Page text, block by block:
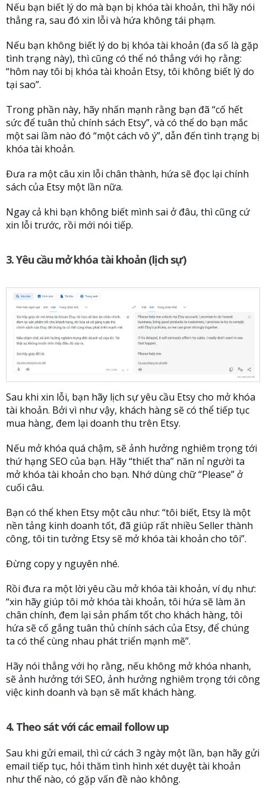
Nếu bạn biết lý do mà bạn bị khóa tài khoản, thì hãy nói
thẳng ra, sau đó xin lỗi và hứa không tái phạm.
Nếu bạn không biết lý do bị khóa tài khoản (đa số là gặp
tình trạng này), thì cũng có thể nó thẳng với họ rằng:
“hôm nay tôi bị khóa tài khoản Etsy, tôi không biết lý do
tại sao”.
Trong phần này, hãy nhấn mạnh rằng bạn đã “cố hết
sức để tuân thủ chính sách Etsy”, và có thể do bạn mắc
một sai lầm nào đó “một cách vô ý”, dẫn đến tình trạng bị
khóa tài khoản.
Đưa ra một câu xin lỗi chân thành, hứa sẽ đọc lại chính
sách của Etsy một lần nữa.
Ngay cả khi bạn không biết mình sai ở đâu, thì cũng cứ
xin lỗi trước, rồi mới nói tiếp.
3. Yêu cầu mở khóa tài khoản (lịch sự)
Sau khi xin lỗi, bạn hãy lịch sự yêu cầu Etsy cho mở khóa
tài khoản. Bởi vì như vậy, khách hàng sẽ có thể tiếp tục
mua hàng, đem lại doanh thu trên Etsy.
Nếu mở khóa quá chậm, sẽ ảnh hưởng nghiêm trọng tới
thứ hạng SEO của bạn. Hãy “thiết tha” năn nỉ người ta
mở khóa tài khoản cho bạn. Nhớ dùng chữ “Please” ở
cuối câu.
Bạn có thể khen Etsy một câu như: “tôi biết, Etsy là một
nền tảng kinh doanh tốt, đã giúp rất nhiều Seller thành
công, tôi tin tưởng Etsy sẽ mở khóa tài khoản cho tôi”.
Đừng copy y nguyên nhé.
Rồi đưa ra một lời yêu cầu mở khóa tài khoản, ví dụ như:
“xin hãy giúp tôi mở khóa tài khoản, tôi hứa sẽ làm ăn
chân chính, đem lại sản phẩm tốt cho khách hàng, tôi
hứa sẽ cố gắng tuân thủ chính sách của Etsy, để chúng
ta có thể cùng nhau phát triển mạnh mẽ”.
Hãy nói thẳng với họ rằng, nếu không mở khóa nhanh,
sẽ ảnh hưởng tới SEO, ảnh hưởng nghiêm trọng tới công
việc kinh doanh và bạn sẽ mất khách hàng.
4. Theo sát với các email follow up
Sau khi gửi email, thì cứ cách 3 ngày một lần, bạn hãy gửi
email tiếp tục, hỏi thăm tình hình xét duyệt tài khoản
như thế nào, có gặp vấn đề nào không.